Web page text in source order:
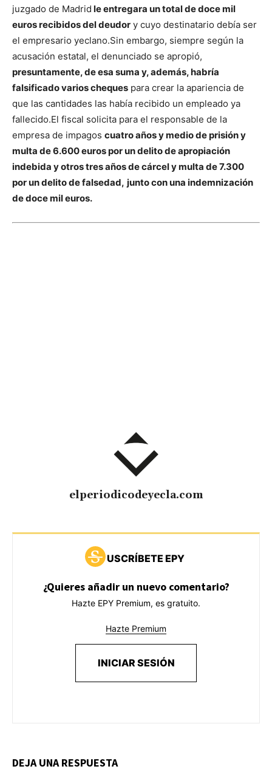
juzgado de Madrid le entregara un total de doce mil
euros recibidos del deudor y cuyo destinatario debía ser
el empresario yeclano.Sin embargo, siempre según la
acusación estatal, el denunciado se apropió,
presuntamente, de esa suma y, además, habría
falsificado varios cheques para crear la apariencia de
que las cantidades las había recibido un empleado ya
fallecido.El fiscal solicita para el responsable de la
empresa de impagos cuatro años y medio de prisión y
multa de 6.600 euros por un delito de apropiación
indebida y otros tres años de cárcel y multa de 7.300
por un delito de falsedad, junto con una indemnización
de doce mil euros.
elperiodicodeyecla.com
USCRÍBETE EPY
¿Quieres añadir un nuevo comentario?
Hazte EPY Premium, es gratuito.
Hazte Premium
INICIAR SESIÓN
DEJA UNA RESPUESTA